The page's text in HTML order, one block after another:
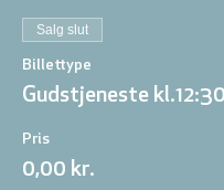
Salg slut
Billettype
Gudstjeneste
Pris
0,00 kr.